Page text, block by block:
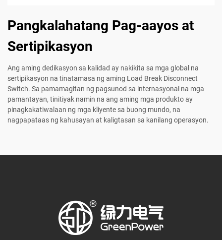
Pangkalahatang Pag-aayos at
Sertipikasyon
Ang aming dedikasyon sa kalidad ay nakikita sa mga global na
sertipikasyon na tinatamasa ng aming Load Break Disconnect
Switch. Sa pamamagitan ng pagsunod sa internasyonal na mga
pamantayan, tinitiyak namin na ang aming mga produkto ay
pinagkakatiwalaan ng mga kliyente sa buong mundo, na
nagpapataas ng kahusayan at kaligtasan sa kanilang operasyon.